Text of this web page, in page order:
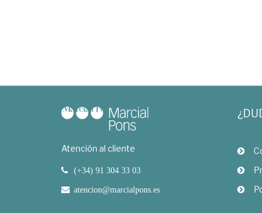
Atención al cliente
(+34) 91 304 33 03
atencion@marcialpons.es